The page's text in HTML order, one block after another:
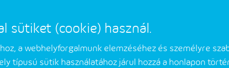
sütiket (cookie) használ.
a webhelyforgalmunk elemzéséhez és személyre
típusú sütik használatához járul hozzá a honlapon